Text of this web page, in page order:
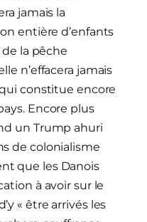
jamais la
entière d’enfants
la pêche
n’effacera jamais
constitue encore
Encore plus
un Trump ahuri
de colonialisme
que les Danois
à avoir sur le
« être arrivés les